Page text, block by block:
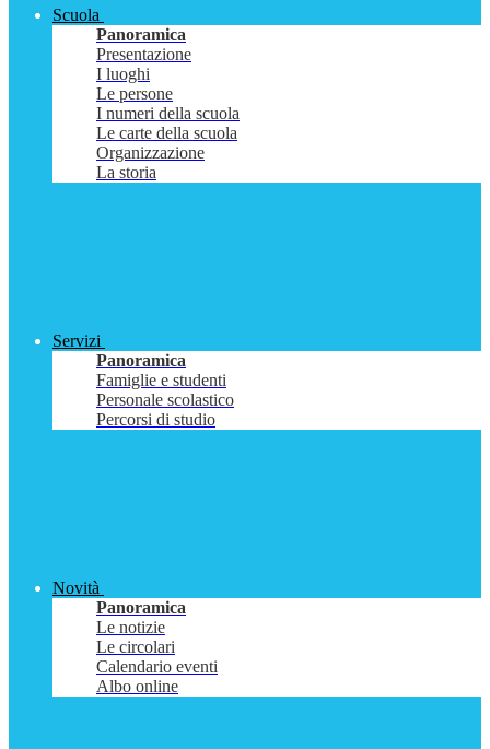
Scuola
Panoramica
Presentazione
I luoghi
Le persone
I numeri della scuola
Le carte della scuola
Organizzazione
La storia
Servizi
Panoramica
Famiglie e studenti
Personale scolastico
Percorsi di studio
Novità
Panoramica
Le notizie
Le circolari
Calendario eventi
Albo online